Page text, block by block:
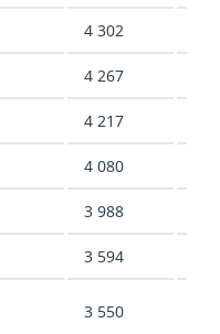
4 302
4 267
4 217
4 080
3 988
3 594
3 550